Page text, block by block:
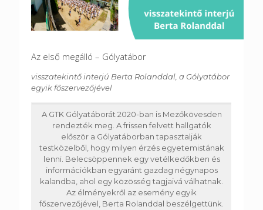
Az első megálló – Gólyatábor
visszatekintő interjú Berta Rolanddal, a Gólyatábor
egyik főszervezőjével
A GTK Gólyatáborát 2020-ban is Mezőkövesden
rendezték meg. A frissen felvett hallgatók
először a Gólyatáborban tapasztalják
testközelből, hogy milyen érzés egyetemistának
lenni. Belecsöppennek egy vetélkedőkben és
információkban egyaránt gazdag négynapos
kalandba, ahol egy közösség tagjaivá válhatnak.
Az élményekről az esemény egyik
főszervezőjével, Berta Rolanddal beszélgettünk.